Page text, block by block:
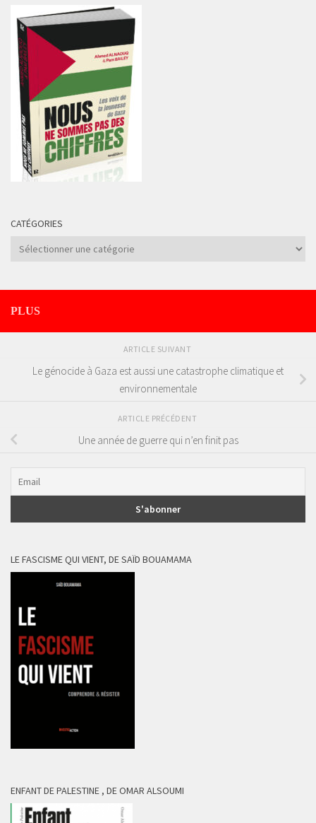
CATÉGORIES
Catégories
PLUS
ARTICLE SUIVANT
Le génocide à Gaza est aussi une catastrophe climatique et
environnementale
ARTICLE PRÉCÉDENT
Une année de guerre qui n’en finit pas
LE FASCISME QUI VIENT, DE SAÏD BOUAMAMA
ENFANT DE PALESTINE , DE OMAR ALSOUMI